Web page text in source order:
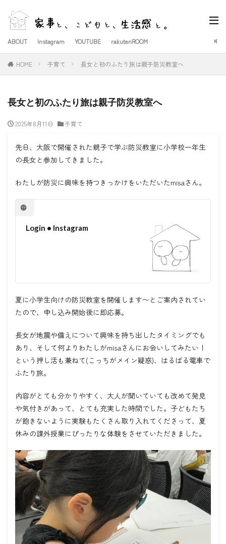
ABOUT Instagram YOUTUBE rakutenROOM
HOME 子育て 長女と初のふたり旅は親子防災教室へ
長女と初のふたり旅は親子防災教室へ
2025年8月11日 子育て
先日、大阪で開催された親子で学ぶ防災教室に小学校一年生
の長女と参加してきました。
わたしが防災に興味を持つきっかけをいただいたmisaさん。
Login • Instagram
夏に小学生向けの防災教室を開催します〜とご案内されてい
たので、申し込み開始後に即応募。
長女が地震や備えについて興味を持ち出したタイミングでも
あり、そして何よりわたしがmisaさんにお会いしてみたい！
という押し活も兼ねて(こっちがメイン疑惑)、はるばる電車で
ふたり旅。
内容がとても分かりやすく、大人が聞いていても改めて発見
や気付きがあって、とても充実した時間でした。子どもたち
が飽きないように実験もたくさん取り入れてくださって、夏
休みの課外授業にぴったりな体験をさせていただきました。